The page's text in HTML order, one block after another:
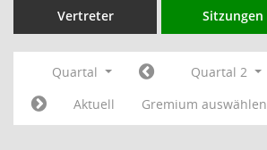
Vertreter Sitzungen
Quartal Quartal 2
Aktuell
Gremium auswählen